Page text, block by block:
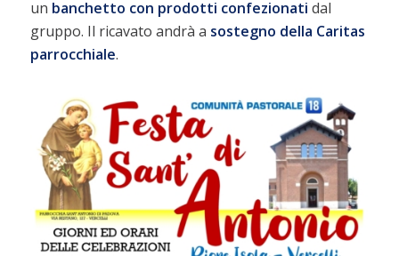
un banchetto con prodotti confezionati dal
gruppo. Il ricavato andrà a sostegno della Caritas
parrocchiale.